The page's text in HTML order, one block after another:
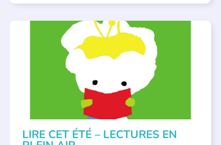
BIBLIOTHÈQUES ÉVÉNEMENTS , LECTURE INDIVIDUALISÉE
LITTÉRATURE JEUNESSE
LIRE CET ÉTÉ – LECTURES EN